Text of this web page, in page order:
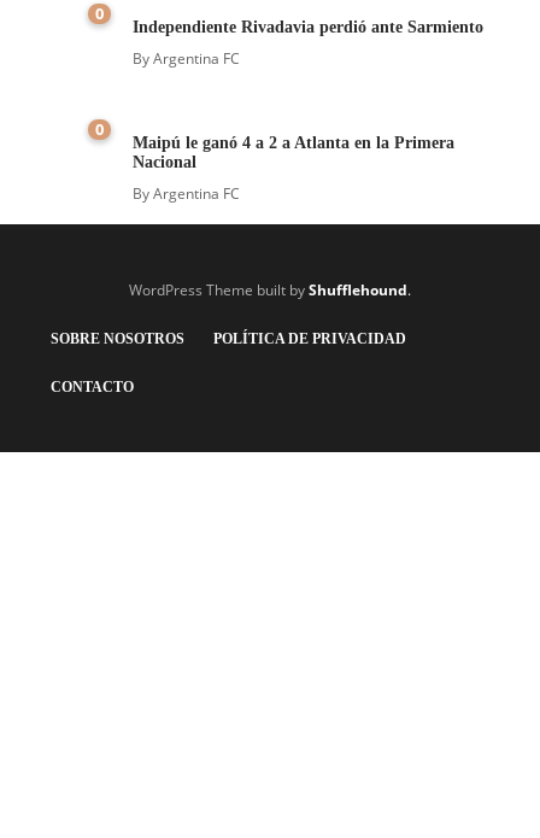
0
Independiente Rivadavia perdió ante Sarmiento
ByArgentina FC
0
Maipú le ganó 4 a 2 a Atlanta en la Primera
Nacional
ByArgentina FC
WordPress Theme built byShufflehound.
SOBRE NOSOTROS POLÍTICA DE PRIVACIDAD
CONTACTO